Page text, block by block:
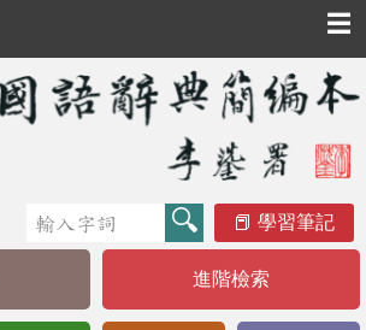
☰
學習筆記
進階檢索